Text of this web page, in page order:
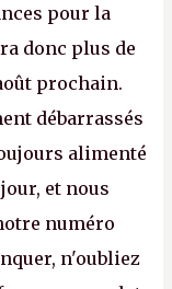
pour la
donc plus de
prochain.
débarrassés
alimenté
et nous
numéro
n'oubliez